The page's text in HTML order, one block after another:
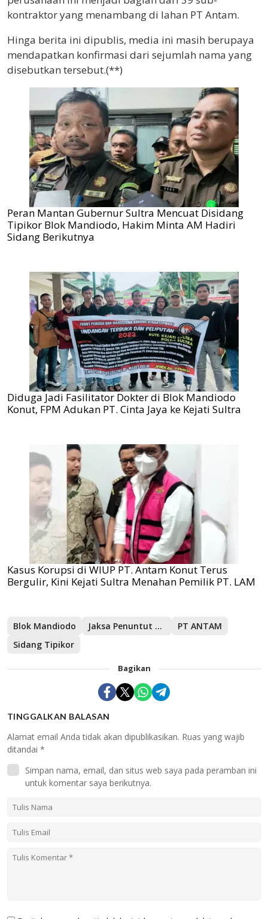
kontraktor yang menambang di lahan PT Antam.
Hinga berita ini dipublis, media ini masih berupaya
mendapatkan konfirmasi dari sejumlah nama yang
disebutkan tersebut.(**)
Peran Mantan Gubernur Sultra Mencuat Disidang
Tipikor Blok Mandiodo, Hakim Minta AM Hadiri
Sidang Berikutnya
Diduga Jadi Fasilitator Dokter di Blok Mandiodo
Konut, FPM Adukan PT. Cinta Jaya ke Kejati Sultra
Kasus Korupsi di WIUP PT. Antam Konut Terus
Bergulir, Kini Kejati Sultra Menahan Pemilik PT. LAM
Blok Mandiodo Jaksa Penuntut Umum
PT ANTAM
Sidang Tipikor
Bagikan
TINGGALKAN BALASAN
Alamat email Anda tidak akan dipublikasikan. Ruas yang wajib
ditandai *
Simpan nama, email, dan situs web saya pada peramban ini
untuk komentar saya berikutnya.